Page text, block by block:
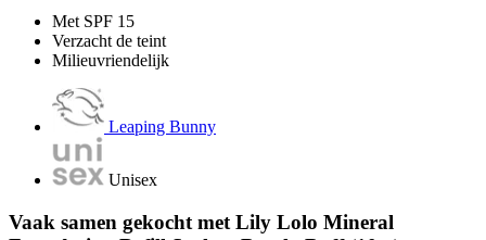
Met SPF 15
Verzacht de teint
Milieuvriendelijk
Leaping Bunny
Unisex
Vaak samen gekocht met Lily Lolo Mineral